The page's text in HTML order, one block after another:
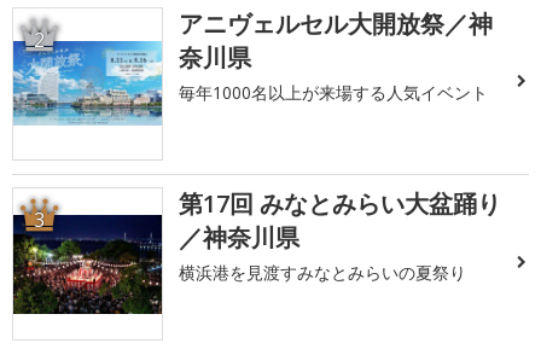
2
アニヴェルセル大開放祭／神
奈川県
毎年1000名以上が来場する人気イベント
3
第17回 みなとみらい大盆踊り
／神奈川県
横浜港を見渡すみなとみらいの夏祭り